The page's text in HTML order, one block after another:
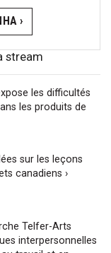
›
stream
les difficultés
les produits de
sur les leçons
canadiens ›
Telfer-Arts
interpersonnelles